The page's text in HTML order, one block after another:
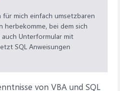
mich einfach umsetzbaren
herbekomme, bei dem sich
Unterformular mit
SQL Anweisungen
von VBA und SQL